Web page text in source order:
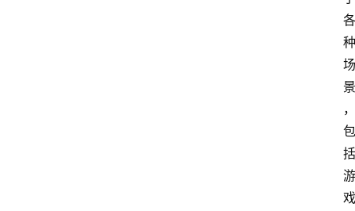
各
种
场
景
，
包
括
游
戏